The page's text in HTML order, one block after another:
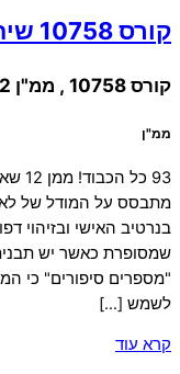
קורס 10758 שיח התקשורת !
קורס 10758 , ממ"ן 12 , ציון 93
ממ"ן
מתבסס על המודל של
בנרטיב האישי ובזיהוי
שמסופרת כאשר יש
"מספרים סיפורים" כי
לשמש […]
קרא עוד